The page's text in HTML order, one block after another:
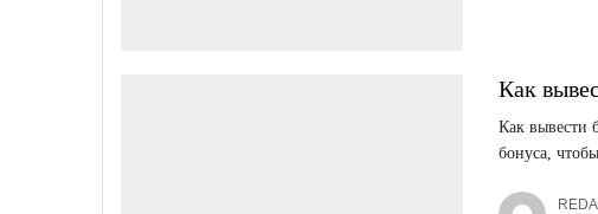
Как
Как вывести
бонуса,